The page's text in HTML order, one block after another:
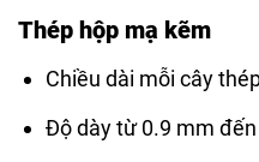
Thép hộp mạ kẽm
Chiều dài mỗi cây
Độ dày từ 0.9 mm